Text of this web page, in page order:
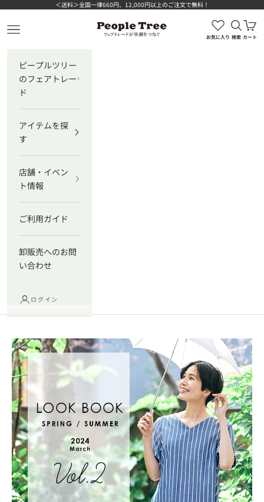
コンテンツへスキップ＜送料＞全国一律660円、12,000円以上のご注文で無料！
ピープルツリー公式オンラインショップ
メニューを開く
お気に入り
検索を
検索
カ
カート
ピープルツリー
のフェアトレー
ド
アイテムを探
す
店舗・イベン
ト情報
ご利用ガイド
卸販売へのお問
い合わせ
ログイン